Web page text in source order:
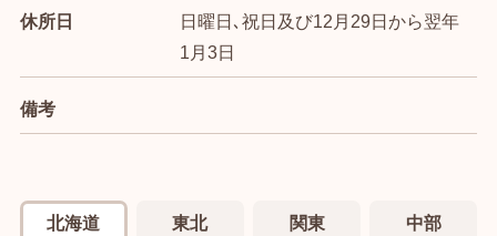
休所日
日曜日､祝日及び12月29日から翌年
1月3日
備考
北海道 東北 関東 中部